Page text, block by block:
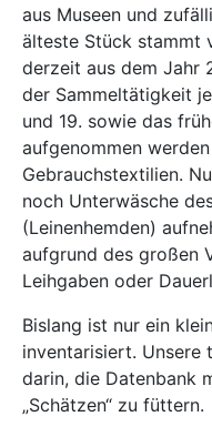
aus Museen und
älteste Stück stammt
derzeit aus dem Jahr
der Sammeltätigkeit
und 19. sowie das
aufgenommen
Gebrauchstextilien.
noch Unterwäsche
(Leinenhemden)
aufgrund des großen
Leihgaben oder
Bislang ist nur ein
inventarisiert. Unsere
darin, die Datenbank
„Schätzen“ zu füttern.